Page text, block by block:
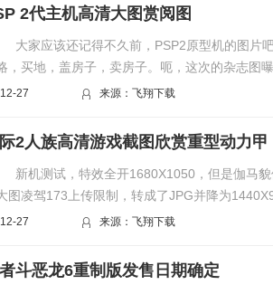
2代主机高清大图赏阅图
家应该还记得不久前，PSP2原型机的图片吧
，买地，盖房子，卖房子。呃，这次的杂志图曝
12-27 来源：飞翔下载
2人族高清游戏截图欣赏重型动力甲
机测试，特效全开1680X1050，但是伽马貌
图凌驾173上传限制，转成了JPG并降为
这些图仅仅是...
12-27 来源：飞翔下载
斗恶龙6重制版发售日期确定